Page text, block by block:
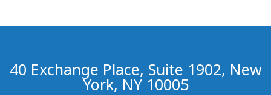
40 Exchange Place, Suite 1902, New
York, NY 10005